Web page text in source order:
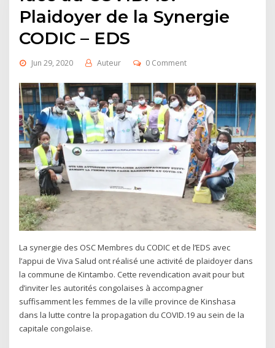
Plaidoyer de la Synergie
CODIC – EDS
Jun 29, 2020 Auteur 0 Comment
La synergie des OSC Membres du CODIC et de l’EDS avec
l’appui de Viva Salud ont réalisé une activité de plaidoyer dans
la commune de Kintambo. Cette revendication avait pour but
d’inviter les autorités congolaises à accompagner
suffisamment les femmes de la ville province de Kinshasa
dans la lutte contre la propagation du COVID.19 au sein de la
capitale congolaise.